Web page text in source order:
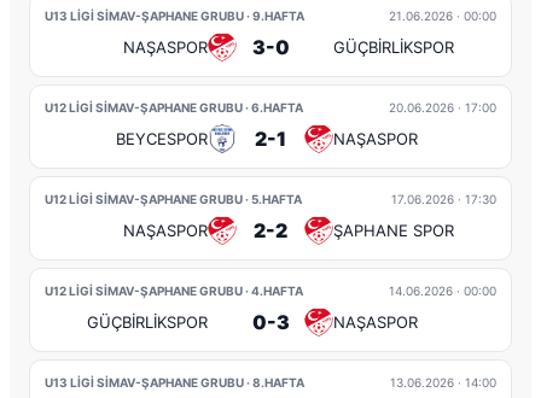
U13 LİGİ SİMAV-ŞAPHANE GRUBU · 9.HAFTA 21.06.2026 · 00:00
NAŞASPOR 3-0 GÜÇBİRLİKSPOR
U12 LİGİ SİMAV-ŞAPHANE GRUBU · 6.HAFTA 20.06.2026 · 17:00
BEYCESPOR 2-1 NAŞASPOR
U12 LİGİ SİMAV-ŞAPHANE GRUBU · 5.HAFTA 17.06.2026 · 17:30
NAŞASPOR 2-2 ŞAPHANE SPOR
U12 LİGİ SİMAV-ŞAPHANE GRUBU · 4.HAFTA 14.06.2026 · 00:00
GÜÇBİRLİKSPOR 0-3 NAŞASPOR
U13 LİGİ SİMAV-ŞAPHANE GRUBU · 8.HAFTA 13.06.2026 · 14:00